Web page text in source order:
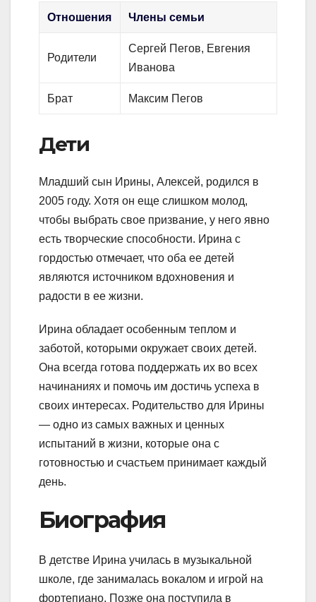
Отношения Члены семьи
Родители
Сергей Пегов, Евгения
Иванова
Брат Максим Пегов
Дети
Младший сын Ирины, Алексей, родился в
2005 году. Хотя он еще слишком молод,
чтобы выбрать свое призвание, у него явно
есть творческие способности. Ирина с
гордостью отмечает, что оба ее детей
являются источником вдохновения и
радости в ее жизни.
Ирина обладает особенным теплом и
заботой, которыми окружает своих детей.
Она всегда готова поддержать их во всех
начинаниях и помочь им достичь успеха в
своих интересах. Родительство для Ирины
— одно из самых важных и ценных
испытаний в жизни, которые она с
готовностью и счастьем принимает каждый
день.
Биография
В детстве Ирина училась в музыкальной
школе, где занималась вокалом и игрой на
фортепиано. Позже она поступила в